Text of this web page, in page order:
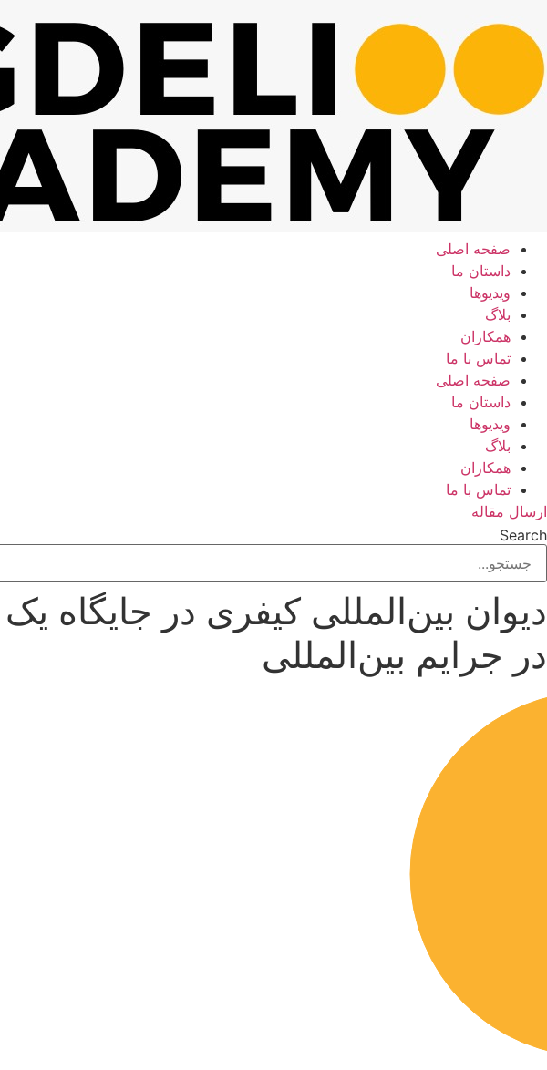
محتوا
صفحه اصلی
داستان ما
ویدیوها
بلاگ
همکاران
تماس با ما
صفحه اصلی
داستان ما
ویدیوها
بلاگ
همکاران
تماس با ما
ارسال مقاله
Search
دیوان بین‌المللی کیفری در جایگاه
در جرایم بین‌المللی